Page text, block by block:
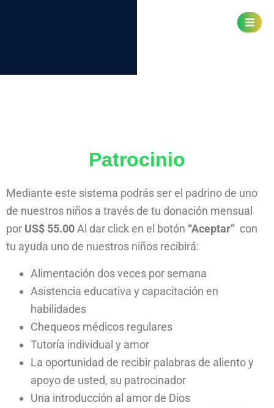
Patrocinio
Mediante este sistema podrás ser el padrino de uno
de nuestros niños a través de tu donación mensual
por US$ 55.00Al dar click en el botón “Aceptar” con
tu ayuda uno de nuestros niños recibirá:
Alimentación dos veces por semana
Asistencia educativa y capacitación en
habilidades
Chequeos médicos regulares
Tutoría individual y amor
La oportunidad de recibir palabras de aliento y
apoyo de usted, su patrocinador
Una introducción al amor de Dios